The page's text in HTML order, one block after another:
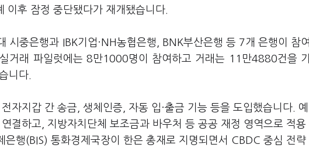
후 잠정 중단됐다가 재개됐습니다.
시중은행과 IBK기업·NH농협은행, BNK부산은행 등 7개 은행이 참여
거래 파일럿에는 8만1000명이 참여하고 거래는 11만4880건을 기
니다.
자지갑 간 송금, 생체인증, 자동 입·출금 기능 등을 도입했습니다. 예
결하고, 지방자치단체 보조금과 바우처 등 공공 재정 영역으로 적용
은행(BIS) 통화경제국장이 한은 총재로 지명되면서 CBDC 중심 전략